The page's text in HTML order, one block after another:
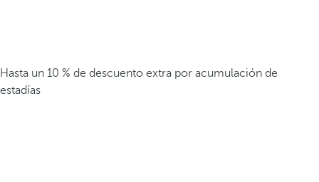
Hasta un 10 % de descuento extra por acumulación de
estadías